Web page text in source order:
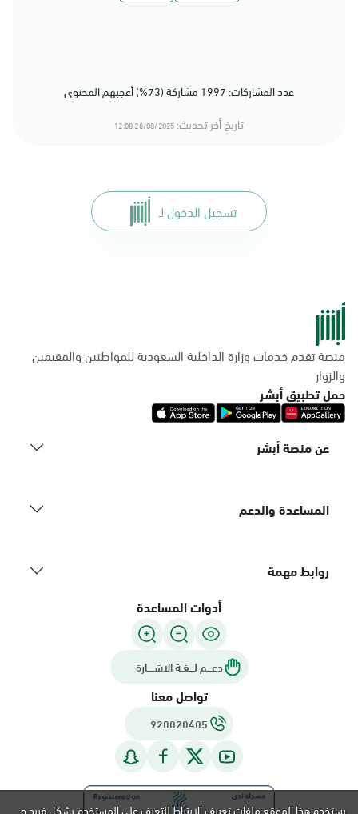
عدد المشاركات: 1997 مشاركة (73%) أعجبهم المحتوى
تاريخ أخر تحديث: 28/08/2025 12:08
تسجيل الدخول لـ
منصة تقدم خدمات وزارة الداخلية السعودية للمواطنين والمقيمين
والزوار
حمل تطبيق أبشر
عن منصة أبشر
المساعدة والدعم
روابط مهمة
أدوات المساعدة
دعـــم لـــغـة الاشــــارة
تواصل معنا
920020405
يستخدم هذا الموقع ملفات تعريف الارتباط للتعرف على المستخدم بشكل فريد و